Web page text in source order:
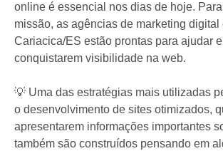
online é essencial nos dias de hoje.
missão, as agências de marketing digital
Cariacica/ES estão prontas para ajudar
conquistarem visibilidade na web.
💡 Uma das estratégias mais utilizadas
o desenvolvimento de sites otimizados,
apresentarem informações importantes
também são construídos pensando em